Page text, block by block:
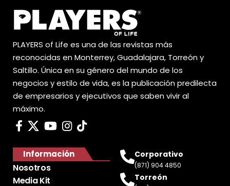
PLAYERS of Life es una de las revistas más
reconocidas en Monterrey, Guadalajara, Torreón y
Saltillo. Única en su género del mundo de los
negocios y estilo de vida, es la publicación predilecta
de empresarios y ejecutivos que saben vivir al
máximo.
Información
Nosotros
Media Kit
Corporativo
(871) 904 4850
Torreón